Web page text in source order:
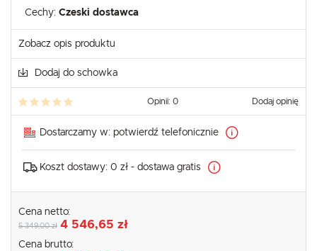
Cechy: Czeski dostawca
Zobacz opis produktu
Dodaj do schowka
Opinii: 0 Dodaj opinię
Dostarczamy w: potwierdź telefonicznie
Koszt dostawy: 0 zł - dostawa gratis
Cena netto:
5 349,00 zł 4 546,65 zł
Cena brutto: